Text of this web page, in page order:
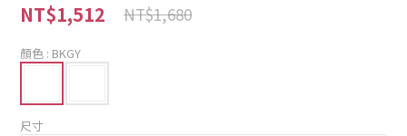
NT$1,512 NT$1,680
顏色 : BKGY
尺寸